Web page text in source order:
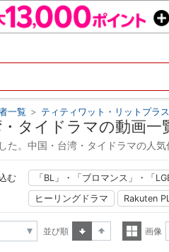
一覧 > ティティワット・リットプラ
タイドラマの動画一
た。中国・台湾・タイドラマの人気
む 「BL」・「ブロマンス」・「
ヒーリングドラマ
Rakuten
並び順
画像